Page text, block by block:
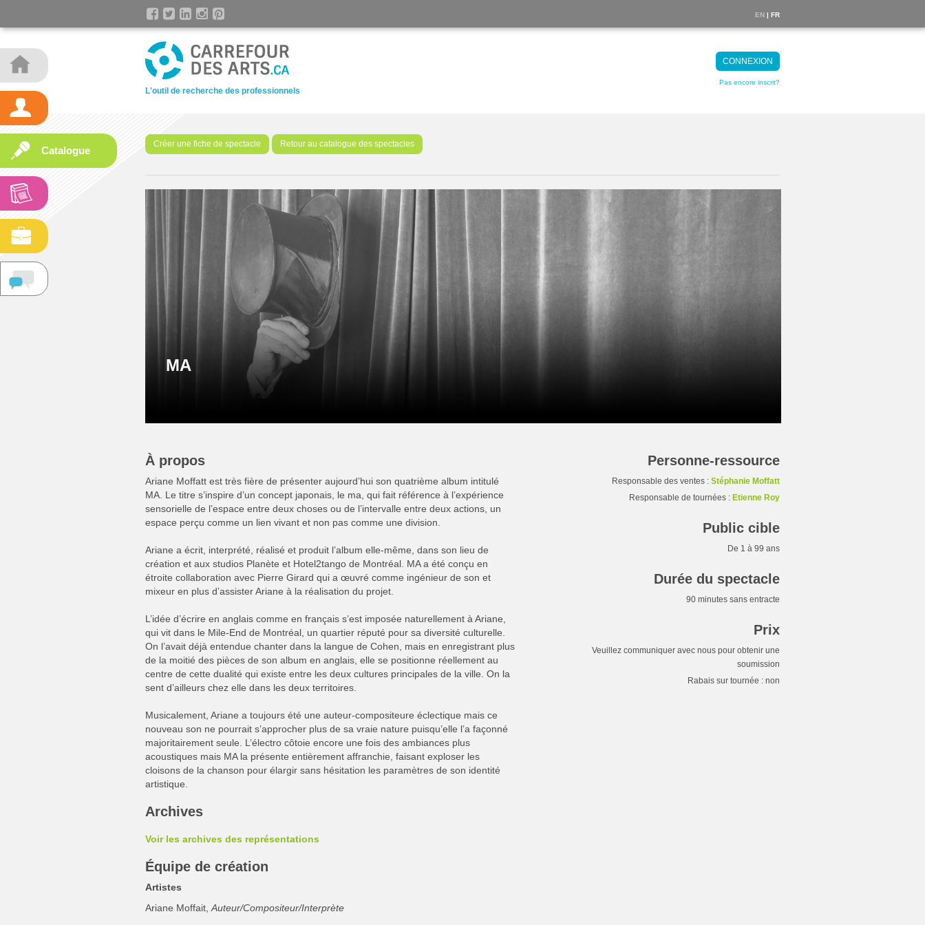
Catalogue
EN | FR
L'outil de recherche des professionnels
CONNEXION
Pas encore inscrit?
Créer une fiche de spectacle Retour au catalogue des spectacles
MA
À propos
Ariane Moffatt est très fière de présenter aujourd’hui son quatrième album intitulé
MA. Le titre s’inspire d’un concept japonais, le ma, qui fait référence à l’expérience
sensorielle de l’espace entre deux choses ou de l’intervalle entre deux actions, un
espace perçu comme un lien vivant et non pas comme une division.
Ariane a écrit, interprété, réalisé et produit l’album elle-même, dans son lieu de
création et aux studios Planète et Hotel2tango de Montréal. MA a été conçu en
étroite collaboration avec Pierre Girard qui a œuvré comme ingénieur de son et
mixeur en plus d’assister Ariane à la réalisation du projet.
L’idée d’écrire en anglais comme en français s’est imposée naturellement à Ariane,
qui vit dans le Mile-End de Montréal, un quartier réputé pour sa diversité culturelle.
On l’avait déjà entendue chanter dans la langue de Cohen, mais en enregistrant plus
de la moitié des pièces de son album en anglais, elle se positionne réellement au
centre de cette dualité qui existe entre les deux cultures principales de la ville. On la
sent d’ailleurs chez elle dans les deux territoires.
Musicalement, Ariane a toujours été une auteur-compositeure éclectique mais ce
nouveau son ne pourrait s’approcher plus de sa vraie nature puisqu’elle l’a façonné
majoritairement seule. L’électro côtoie encore une fois des ambiances plus
acoustiques mais MA la présente entièrement affranchie, faisant exploser les
cloisons de la chanson pour élargir sans hésitation les paramètres de son identité
artistique.
Archives
Voir les archives des représentations
Équipe de création
Artistes
Ariane Moffait, Auteur/Compositeur/Interprète
Personne-ressource
Responsable des ventes : Stéphanie Moffatt
Responsable de tournées : Etienne Roy
Public cible
De 1 à 99 ans
Durée du spectacle
90 minutes sans entracte
Prix
Veuillez communiquer avec nous pour obtenir une
soumission
Rabais sur tournée : non